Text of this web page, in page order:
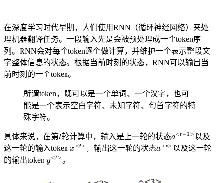
在深度学习时代早期，人们使用RNN（循环神经网络）来处
理机器翻译任务。一段输入先是会被预处理成一个token序
列。RNN会对每个token逐个做计算，并维护一个表示整段文
字整体信息的状态。根据当前时刻的状态，RNN可以输出当
前时刻的一个token。
所谓token，既可以是一个单词、一个汉字，也可
能是一个表示空白字符、未知字符、句首字符的特
殊字符。
具体来说，在第 轮计算中，输入是上一轮的状态a <t 1>以及
这一轮的输入token
<t> ，输出这一轮的状态 <t>以及这一轮
的输出token
<t>。